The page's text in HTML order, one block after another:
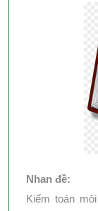
Nhan đề:
Kiểm toán